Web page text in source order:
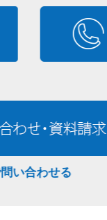
問い合わせる